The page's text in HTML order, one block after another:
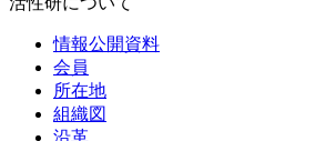
情報公開資料
会員
所在地
組織図
沿革